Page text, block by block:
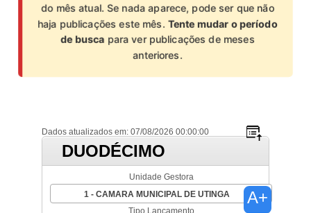
do mês atual. Se nada aparece, pode ser que não
haja publicações este mês. Tente mudar o período
de busca para ver publicações de meses
anteriores.